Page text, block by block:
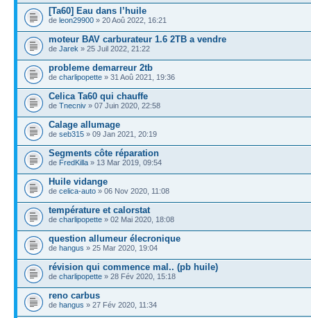
[Ta60] Eau dans l’huile
de leon29900 » 20 Aoû 2022, 16:21
moteur BAV carburateur 1.6 2TB a vendre
de Jarek » 25 Juil 2022, 21:22
probleme demarreur 2tb
de charlipopette » 31 Aoû 2021, 19:36
Celica Ta60 qui chauffe
de Tnecniv » 07 Juin 2020, 22:58
Calage allumage
de seb315 » 09 Jan 2021, 20:19
Segments côte réparation
de FredKilla » 13 Mar 2019, 09:54
Huile vidange
de celica-auto » 06 Nov 2020, 11:08
température et calorstat
de charlipopette » 02 Mai 2020, 18:08
question allumeur élecronique
de hangus » 25 Mar 2020, 19:04
révision qui commence mal.. (pb huile)
de charlipopette » 28 Fév 2020, 15:18
reno carbus
de hangus » 27 Fév 2020, 11:34